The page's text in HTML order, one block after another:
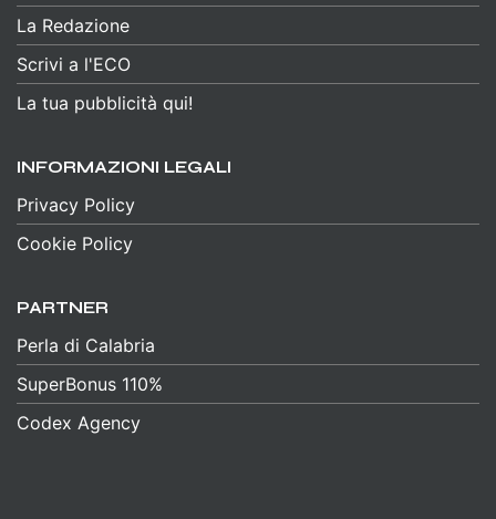
La Redazione
Scrivi a l'ECO
La tua pubblicità qui!
INFORMAZIONI LEGALI
Privacy Policy
Cookie Policy
PARTNER
Perla di Calabria
SuperBonus 110%
Codex Agency